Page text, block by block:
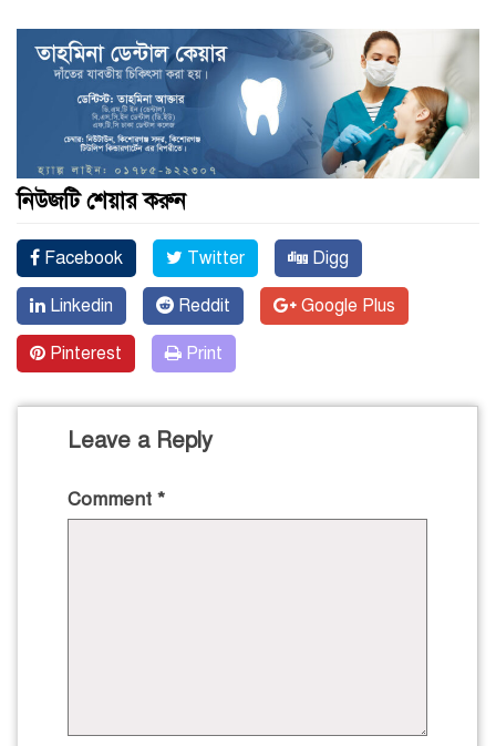
নিউজটি শেয়ার করুন
Facebook Twitter Digg
Linkedin Reddit Google Plus
Pinterest Print
Leave a Reply
Comment *